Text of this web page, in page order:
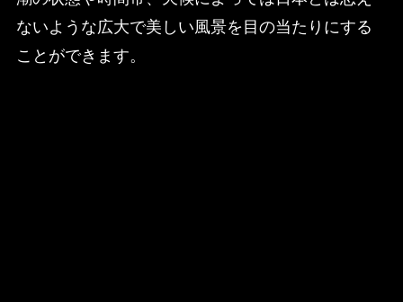
ないような広大で美しい風景を目の当たりにする
ことができます。